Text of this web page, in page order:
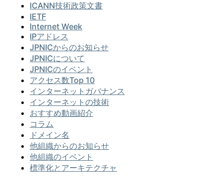
ICANN技術政策文書
IETF
Internet Week
IPアドレス
JPNICからのお知らせ
JPNICについて
JPNICのイベント
アクセス数Top 10
インターネットガバナンス
インターネットの技術
おすすめ動画紹介
コラム
ドメイン名
他組織からのお知らせ
他組織のイベント
標準化とアーキテクチャ